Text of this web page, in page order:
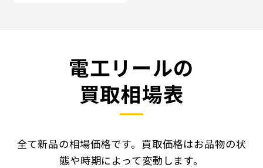
電工リールの
買取相場表
全て新品の相場価格です。買取価格はお品物の状
態や時期によって変動します。